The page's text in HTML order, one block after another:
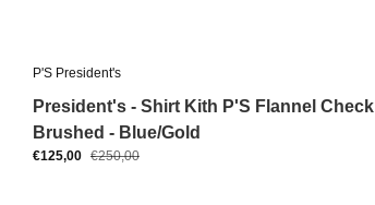
P'S President's
President's - Shirt Kith P'S Flannel Check
Brushed - Blue/Gold
€125,00 €250,00